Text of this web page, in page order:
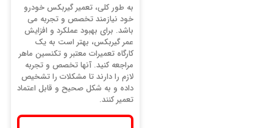
به طور کلی، تعمیر گیربکس خودرو
خود نیازمند تخصص و تجربه می
باشد. برای بهبود عملکرد و افزایش
عمر گیربکس، بهتر است به یک
کارگاه تعمیرات معتبر و تکنسین ماهر
مراجعه کنید. آنها تخصص و تجربه
لازم را دارند تا مشکلات را تشخیص
داده و به شکل صحیح و قابل اعتماد
تعمیر کنند.